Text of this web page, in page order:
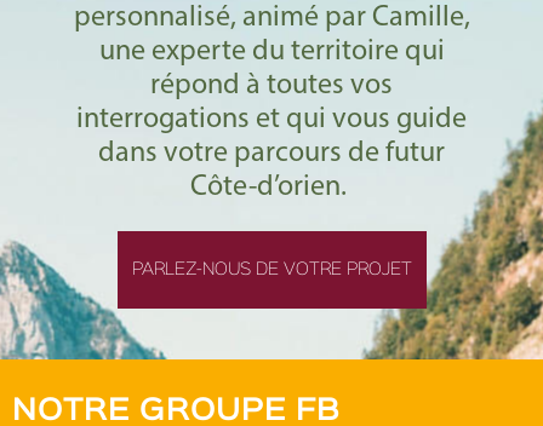
personnalisé, animé par Camille,
une experte du territoire qui
répond à toutes vos
interrogations et qui vous guide
dans votre parcours de futur
Côte-d’orien.
PARLEZ-NOUS DE VOTRE PROJET
NOTRE GROUPE FB